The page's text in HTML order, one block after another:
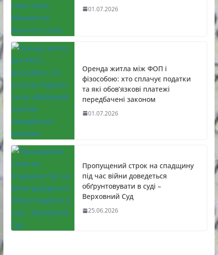
01.07.2026
Оренда житла між ФОП і
фізособою: хто сплачує податки
та які обов’язкові платежі
передбачені законом
01.07.2026
Пропущений строк на спадщину
під час війни доведеться
обґрунтовувати в суді –
Верховний Суд
25.06.2026